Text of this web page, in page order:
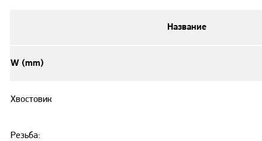
Название
W (mm)
Хвостовик
Резьба: